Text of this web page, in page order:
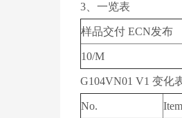
3、一览表
样品交付 ECN发布
10/M
G104VN01 V1 变化
No.